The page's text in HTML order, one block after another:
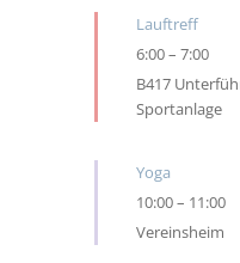
Lauftreff
6:00– 7:00
B417
Sportanlage
Yoga
10:00– 11:00
Vereinsheim